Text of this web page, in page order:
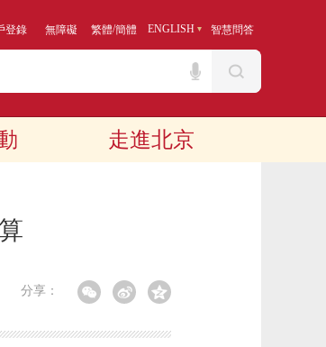
登錄 無障礙 繁體/簡體 ENGLISH 智慧問答
走進北京
分享：